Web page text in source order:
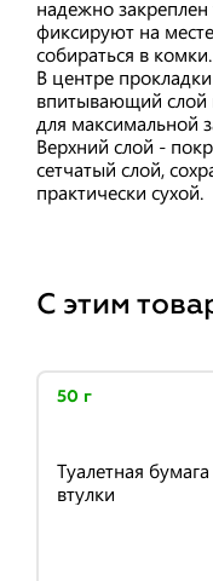
надежно
фиксируют на
собираться в комки.
В центре
впитывающий слой
для максимальной
Верхний слой -
сетчатый слой,
практически сухой.
С этим
50 г
Туалетная
втулки